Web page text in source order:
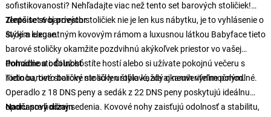
sofistikovanosti? Nehľadajte viac než tento set barových stoličiek!
Tento set 6 barových stoličiek nie je len kus nábytku, je to vyhlásenie o
štýle a luxuse.
Zlepšite svoj priestor
Svojím elegantným kovovým rámom a luxusnou látkou Babyface tieto
barové stoličky okamžite pozdvihnú akýkoľvek priestor vo vašej
domácnosti. Či už hostíte hostí alebo si užívate pokojnú večeru s
rodinou, tieto barové stoličky urobia každý okamih výnimočným.
Pohodlie a odolnosť
Tieto barové stoličky nie sú len štýlové, ale aj neuveriteľne pohodlné.
Operadlo z 18 DNS peny a sedák z 22 DNS peny poskytujú ideálnu
oporu pre hodiny sedenia. Kovové nohy zaisťujú odolnosť a stabilitu,
Nadčasový dizajn